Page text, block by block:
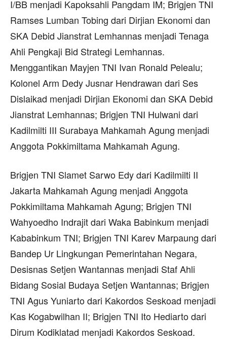
I/BB menjadi Kapoksahli Pangdam IM; Brigjen TNI
Ramses Lumban Tobing dari Dirjian Ekonomi dan
SKA Debid Jianstrat Lemhannas menjadi Tenaga
Ahli Pengkaji Bid Strategi Lemhannas.
Menggantikan Mayjen TNI Ivan Ronald Pelealu;
Kolonel Arm Dedy Jusnar Hendrawan dari Ses
Dislaikad menjadi Dirjian Ekonomi dan SKA Debid
Jianstrat Lemhannas; Brigjen TNI Hulwani dari
Kadilmilti III Surabaya Mahkamah Agung menjadi
Anggota Pokkimiltama Mahkamah Agung.
Brigjen TNI Slamet Sarwo Edy dari Kadilmilti II
Jakarta Mahkamah Agung menjadi Anggota
Pokkimiltama Mahkamah Agung; Brigjen TNI
Wahyoedho Indrajit dari Waka Babinkum menjadi
Kababinkum TNI; Brigjen TNI Karev Marpaung dari
Bandep Ur Lingkungan Pemerintahan Negara,
Desisnas Setjen Wantannas menjadi Staf Ahli
Bidang Sosial Budaya Setjen Wantannas; Brigjen
TNI Agus Yuniarto dari Kakordos Seskoad menjadi
Kas Kogabwilhan II; Brigjen TNI Ito Hediarto dari
Dirum Kodiklatad menjadi Kakordos Seskoad.